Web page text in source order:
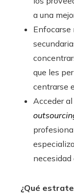
a una
Enfocarse
que les
centrarse
Acceder
¿Qué